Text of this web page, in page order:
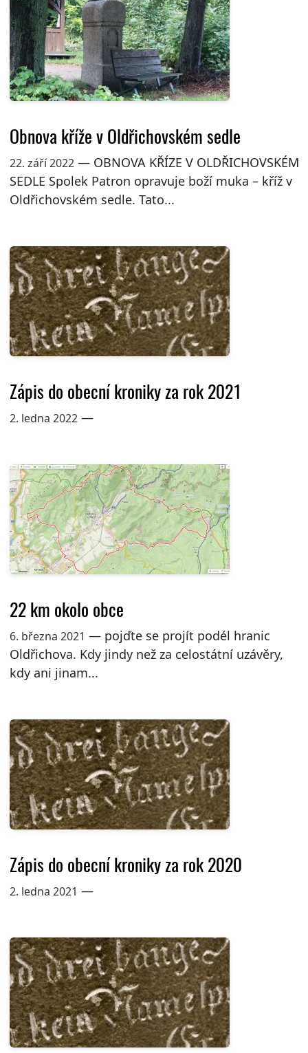
Obnova kříže v Oldřichovském sedle
22. září 2022 — OBNOVA KŘÍZE V OLDŘICHOVSKÉM
SEDLE Spolek Patron opravuje boží muka – kříž v
Oldřichovském sedle. Tato...
Zápis do obecní kroniky za rok 2021
2. ledna 2022 —
22 km okolo obce
6. března 2021 — pojďte se projít podél hranic
Oldřichova. Kdy jindy než za celostátní uzávěry,
kdy ani jinam...
Zápis do obecní kroniky za rok 2020
2. ledna 2021 —